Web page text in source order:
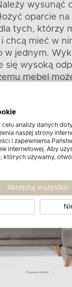
wysunąć
oparcie
tych, którzy
chcą mieć w
w jednym.
się wysoką
mebel
celu analizy danych
naszej strony
i zapewnienia
internetowej. Aby
których używamy,
Akceptuj wszystko